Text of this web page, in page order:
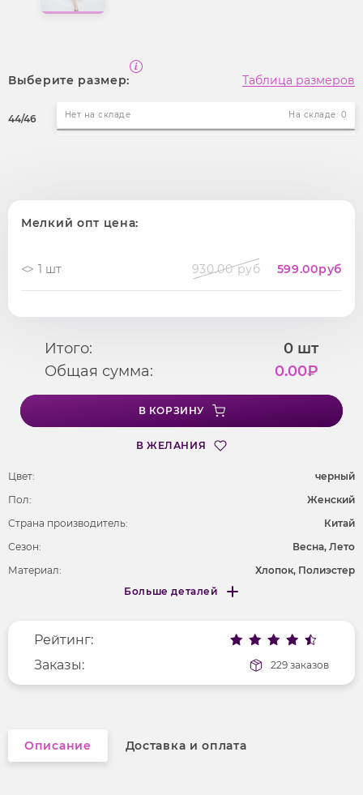
Выберите размер: Таблица размеров
44/46 Нет на складе На складе: 0
Мелкий опт цена:
1 шт 930.00 руб 599.00руб
Итого: 0 шт
Общая сумма:
0.00₽
В КОРЗИНУ
В ЖЕЛАНИЯ
Цвет:
черный
Пол:
Женский
Страна производитель:
Китай
Сезон:
Весна, Лето
Материал:
Хлопок, Полиэстер
Покрой
удлененный
Рисунок
без рисунка
Фактура материала
трикотажный
Больше деталей
Меньше деталей
Рейтинг:
Заказы:
229 заказов
Описание Доставка и оплата